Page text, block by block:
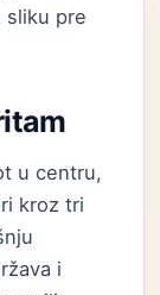
sliku pre
u centru,
kroz tri
i